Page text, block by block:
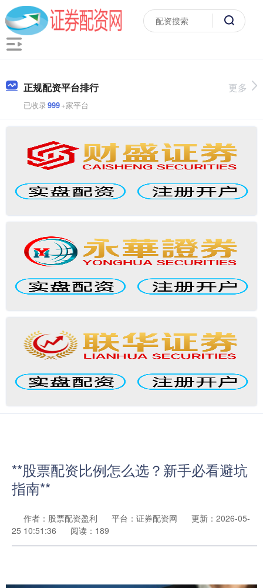
正规配资平台排行
已收录999+家平台
更多
**股票配资比例怎么选？新手必看避坑
指南**
作者：股票配资盈利 平台：证券配资网
更新：2026-05-
25 10:51:36
阅读：189